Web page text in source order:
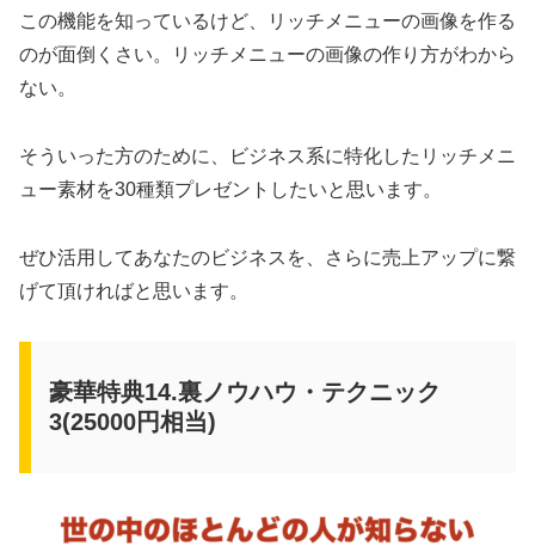
この機能を知っているけど、リッチメニューの画像を作る
のが面倒くさい。リッチメニューの画像の作り方がわから
ない。
そういった方のために、ビジネス系に特化したリッチメニ
ュー素材を30種類プレゼントしたいと思います。
ぜひ活用してあなたのビジネスを、さらに売上アップに繋
げて頂ければと思います。
豪華特典14.裏ノウハウ・テクニック
3(25000円相当)